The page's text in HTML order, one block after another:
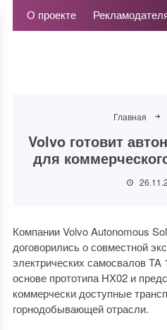
О проекте
Главная
Volvo готовит
для
Компании Volvo Autonomous
договорились о совместной
электрических самосвалов
основе прототипа HX02 и
коммерчески доступные
горнодобывающей отрасли.